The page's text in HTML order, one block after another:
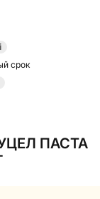
i
срок
ПАСТА